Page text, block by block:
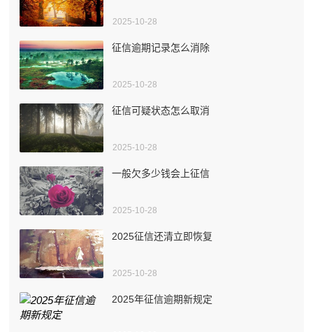
2025-10-28
征信逾期记录怎么消除
2025-10-28
征信可疑状态怎么取消
2025-10-28
一般欠多少钱会上征信
2025-10-28
2025征信还清立即恢复
2025-10-28
2025年征信逾期新规定